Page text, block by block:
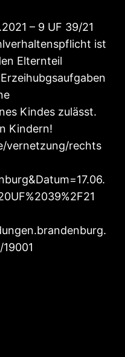
– 9 UF 39/21
ist
Elternteil
Kindes zulässt.
Kindern!
vernetzung/rechts